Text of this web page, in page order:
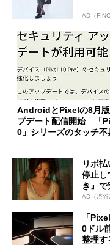
AD（
AndroidとPixelの8月
プデート配信開始 「
0」シリーズのタッチ不
リボ
停止し
き』で
AD（渋谷
「
0ドル
整理す